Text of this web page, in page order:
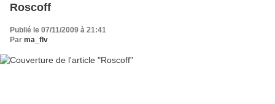
Roscoff
Publié le 07/11/2009 à 21:41
Par ma_flv